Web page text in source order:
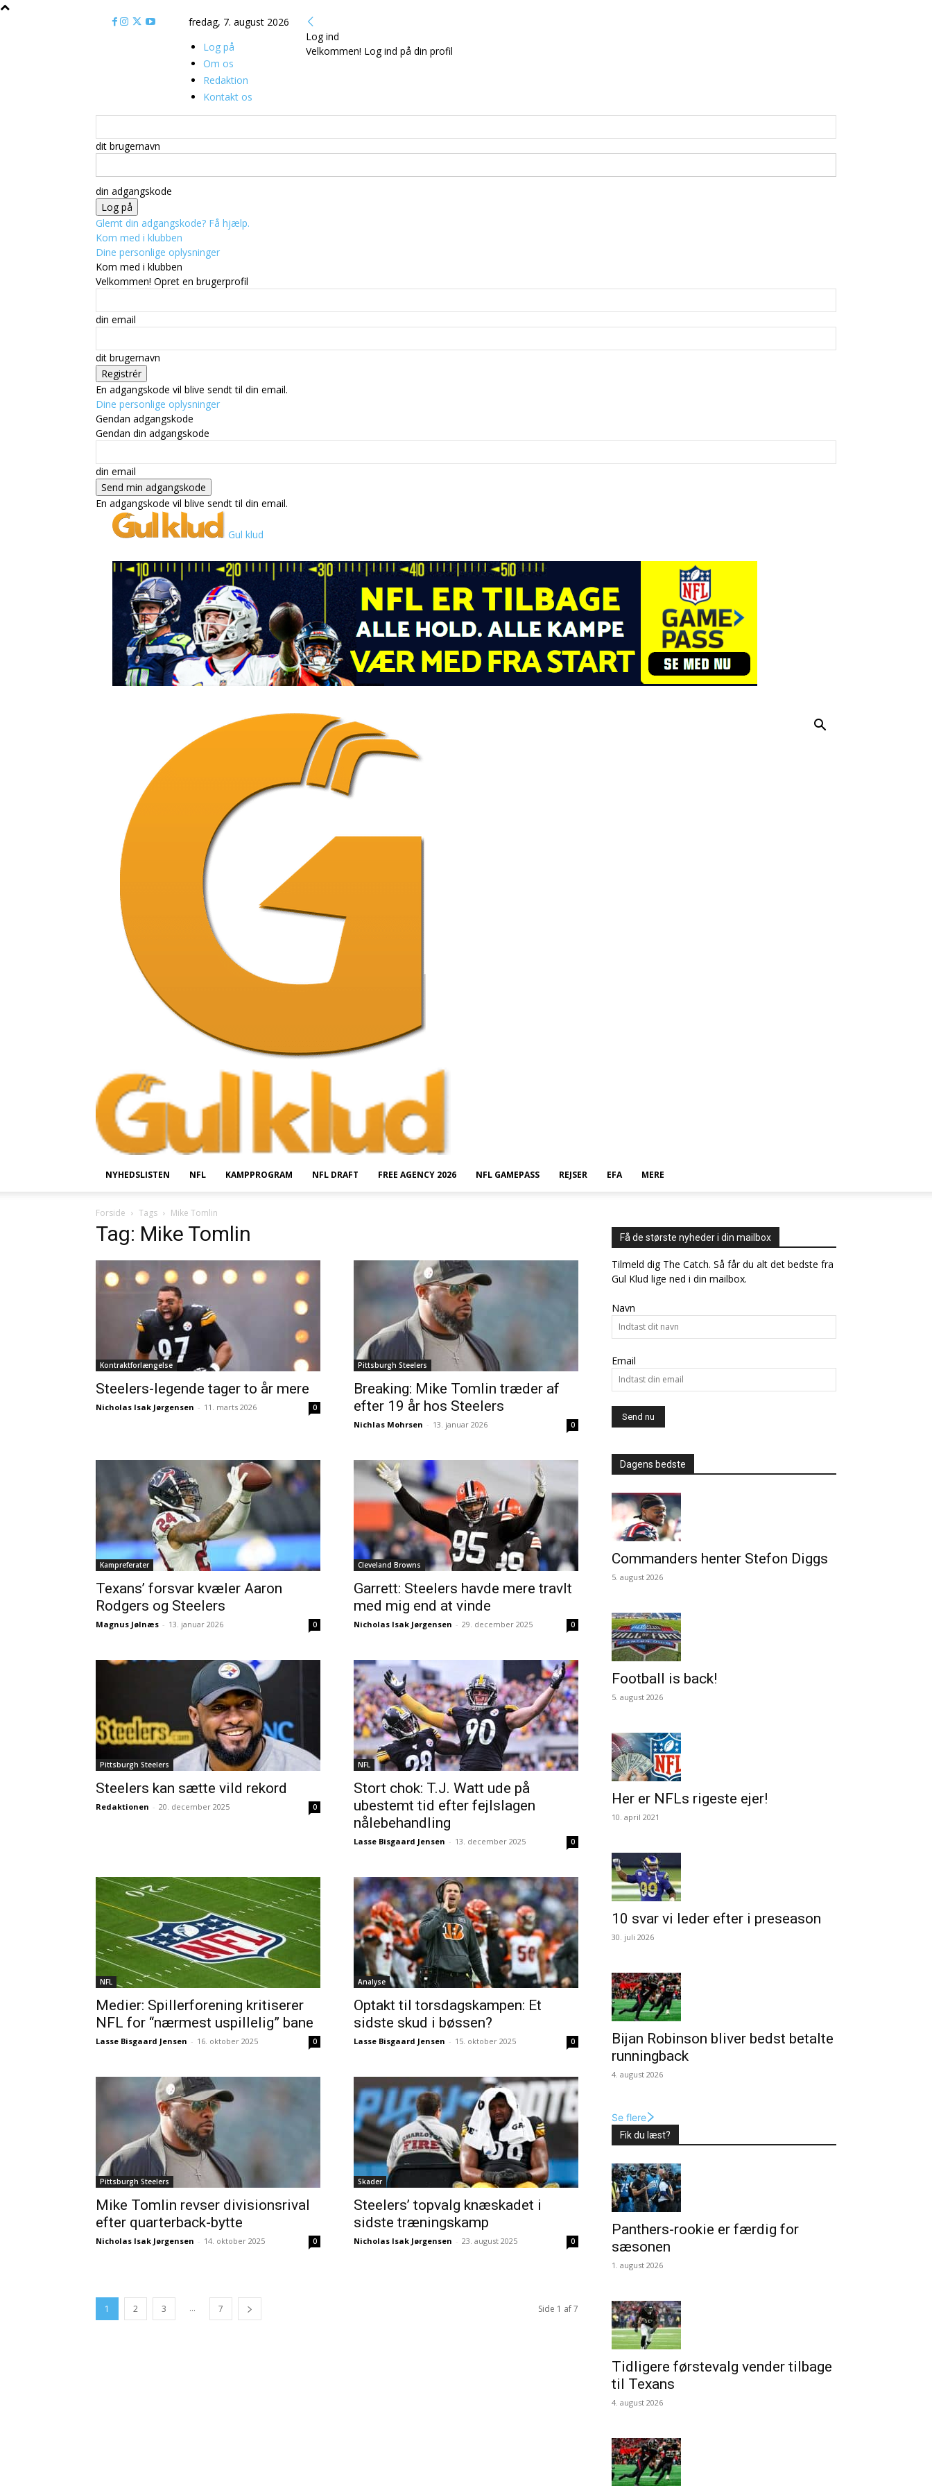
fredag, 7. august 2026
Log på
Om os
Redaktion
Kontakt os
Log ind
Velkommen! Log ind på din profil
dit brugernavn
din adgangskode
Glemt din adgangskode? Få hjælp.
Kom med i klubben
Dine personlige oplysninger
Kom med i klubben
Velkommen! Opret en brugerprofil
din email
dit brugernavn
En adgangskode vil blive sendt til din email.
Dine personlige oplysninger
Gendan adgangskode
Gendan din adgangskode
din email
En adgangskode vil blive sendt til din email.
Gul klud
NYHEDSLISTEN NFL KAMPPROGRAM NFL DRAFT FREE AGENCY 2026 NFL GAMEPASS REJSER EFA MERE
Forside Tags Mike Tomlin
Tag: Mike Tomlin
Kontraktforlængelse
Steelers-legende tager to år mere
Nicholas Isak Jørgensen - 11. marts 2026 0
Pittsburgh Steelers
Breaking: Mike Tomlin træder af
efter 19 år hos Steelers
Nichlas Mohrsen - 13. januar 2026 0
Kampreferater
Texans’ forsvar kvæler Aaron
Rodgers og Steelers
Magnus Jølnæs - 13. januar 2026 0
Cleveland Browns
Garrett: Steelers havde mere travlt
med mig end at vinde
Nicholas Isak Jørgensen - 29. december 2025 0
Pittsburgh Steelers
Steelers kan sætte vild rekord
Redaktionen - 20. december 2025 0
NFL
Stort chok: T.J. Watt ude på
ubestemt tid efter fejlslagen
nålebehandling
Lasse Bisgaard Jensen - 13. december 2025 0
NFL
Medier: Spillerforening kritiserer
NFL for “nærmest uspillelig” bane
Lasse Bisgaard Jensen - 16. oktober 2025 0
Analyse
Optakt til torsdagskampen: Et
sidste skud i bøssen?
Lasse Bisgaard Jensen - 15. oktober 2025 0
Pittsburgh Steelers
Mike Tomlin revser divisionsrival
efter quarterback-bytte
Nicholas Isak Jørgensen - 14. oktober 2025 0
Skader
Steelers’ topvalg knæskadet i
sidste træningskamp
Nicholas Isak Jørgensen - 23. august 2025 0
1 2 3 ... 7 Side 1 af 7
Få de største nyheder i din mailbox
Tilmeld dig The Catch. Så får du alt det bedste fra
Gul Klud lige ned i din mailbox.
Navn
Email
Dagens bedste
Commanders henter Stefon Diggs
5. august 2026
Football is back!
5. august 2026
Her er NFLs rigeste ejer!
10. april 2021
10 svar vi leder efter i preseason
30. juli 2026
Bijan Robinson bliver bedst betalte
runningback
4. august 2026
Se flere
Fik du læst?
Panthers-rookie er færdig for
sæsonen
1. august 2026
Tidligere førstevalg vender tilbage
til Texans
4. august 2026